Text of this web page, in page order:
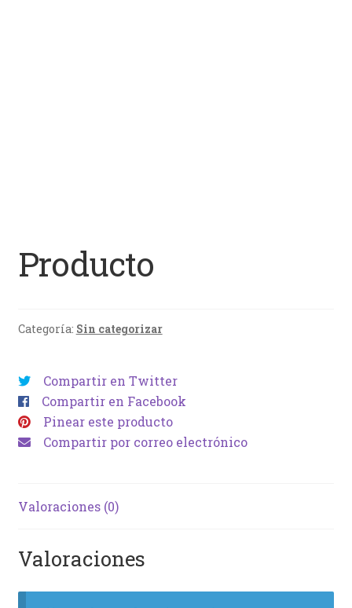
Producto
Categoría: Sin categorizar
Compartir en Twitter
Compartir en Facebook
Pinear este producto
Compartir por correo electrónico
Valoraciones (0)
Valoraciones